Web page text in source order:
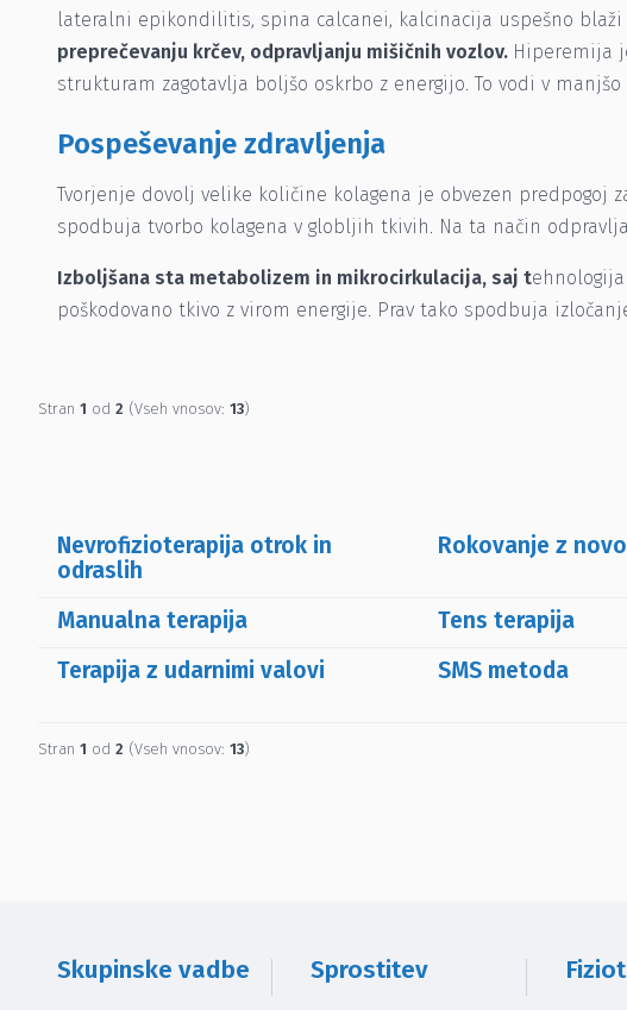
lateralni epikondilitis, spina calcanei, kalcinacija uspešno
preprečevanju krčev, odpravljanju mišičnih vozlov. Hiperemija
strukturam zagotavlja boljšo oskrbo z energijo. To vodi v
Pospeševanje zdravljenja
Tvorjenje dovolj velike količine kolagena je obvezen predpogoj
spodbuja tvorbo kolagena v globljih tkivih. Na ta način
Izboljšana sta metabolizem in mikrocirkulacija, saj t
poškodovano tkivo z virom energije. Prav tako spodbuja
Stran 1 od 2 (Vseh vnosov: 13)
Nevrofizioterapija otrok in
odraslih
Rokovanje z
Manualna terapija
Tens terapija
Terapija z udarnimi valovi
SMS metoda
Stran 1 od 2 (Vseh vnosov: 13)
Skupinske vadbe Sprostitev